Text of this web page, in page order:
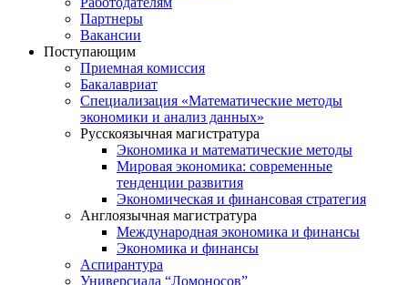
Партнеры
Вакансии
Поступающим
Приемная комиссия
Бакалавриат
Специализация «Математические методы
экономики и анализ данных»
Русскоязычная магистратура
Экономика и математические методы
Мировая экономика: современные
тенденции развития
Экономическая и финансовая стратегия
Англоязычная магистратура
Международная экономика и финансы
Экономика и финансы
Аспирантура
Универсиада “Ломоносов”